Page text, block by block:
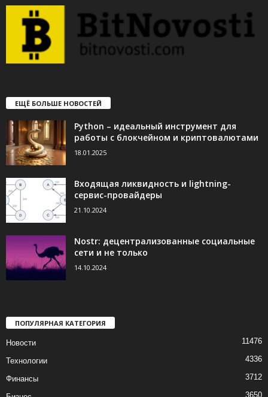
ЕЩЁ БОЛЬШЕ НОВОСТЕЙ
Python – идеальный инструмент для
работы с блокчейном и криптовалютами
18.01.2025
Входящая ликвидность и lightning-
сервис-провайдеры
21.10.2024
Nostr: децентрализованные социальные
сети и не только
14.10.2024
ПОПУЛЯРНАЯ КАТЕГОРИЯ
Новости 11476
Технологии 4336
Финансы 3712
3650